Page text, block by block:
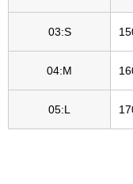
ーブルウェア
03:S
04:M
05:L